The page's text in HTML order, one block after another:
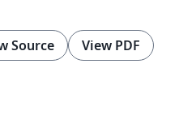
Source View PDF